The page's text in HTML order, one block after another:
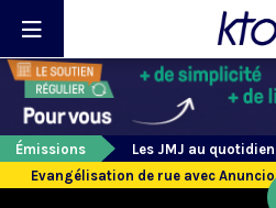
Émissions
Les JMJ au quotidien
Evangélisation de rue avec Anuncio